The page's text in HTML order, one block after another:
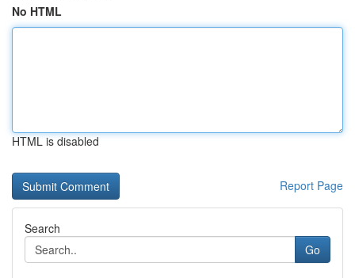
No HTML
HTML is disabled
Report Page
Search
Go